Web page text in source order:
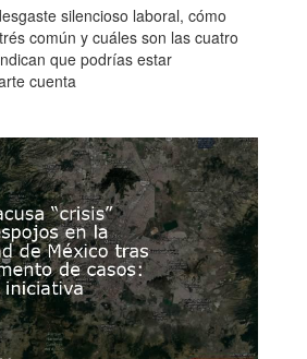
silencioso laboral, cómo
común y cuáles son las cuatro
que podrías estar
cuenta